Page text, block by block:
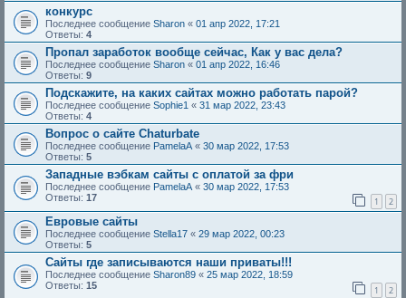
конкурс
Последнее сообщение Sharon « 01 апр 2022, 17:21
Ответы: 4
Пропал заработок вообще сейчас, Как у вас дела?
Последнее сообщение Sharon « 01 апр 2022, 16:46
Ответы: 9
Подскажите, на каких сайтах можно работать парой?
Последнее сообщение Sophie1 « 31 мар 2022, 23:43
Ответы: 4
Вопрос о сайте Chaturbate
Последнее сообщение PamelaA « 30 мар 2022, 17:53
Ответы: 5
Западные вэбкам сайты с оплатой за фри
Последнее сообщение PamelaA « 30 мар 2022, 17:53
Ответы: 17 1 2
Евровые сайты
Последнее сообщение Stella17 « 29 мар 2022, 00:23
Ответы: 5
Сайты где записываются наши приваты!!!
Последнее сообщение Sharon89 « 25 мар 2022, 18:59
Ответы: 15 1 2